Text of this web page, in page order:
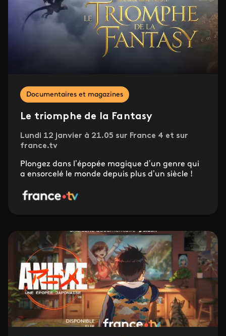
Documentaires et magazines
Le triomphe de la Fantasy
Lundi 12 janvier à 21.05 sur France 4 et sur
france.tv
Plongez dans l’épopée magique d’un genre qui
a ensorcelé le monde depuis plus d’un siècle !